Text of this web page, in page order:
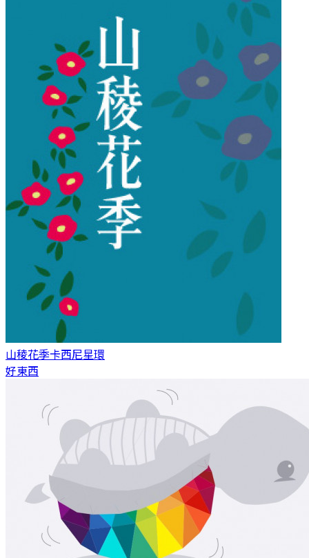
山稜花季卡西尼星環
好東西